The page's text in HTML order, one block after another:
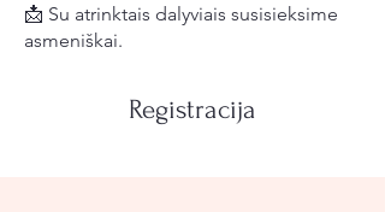
📩 Su atrinktais dalyviais susisieksime
asmeniškai.
Registracija